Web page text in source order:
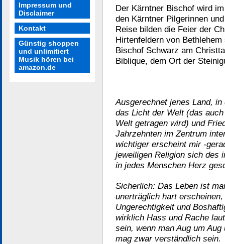
Impressum und
Disclaimer
Kontakt
Günstig shoppen
und unlimitiert
Musik hören bei
amazon.de
Der Kärntner Bischof wird
den Kärntner Pilgerinnen
Reise bilden die Feier der
Hirtenfeldern von
Bischof Schwarz am
Biblique, dem Ort der
Ausgerechnet jenes Land,
das Licht der Welt (das
Welt getragen wird) und
Jahrzehnten im Zentrum
wichtiger erscheint mir -
jeweiligen Religion sich des
in jedes Menschen Herz
Sicherlich: Das Leben ist
unerträglich hart
Ungerechtigkeit und
wirklich Hass und Rache
sein, wenn man Aug um
mag zwar verständlich sein.